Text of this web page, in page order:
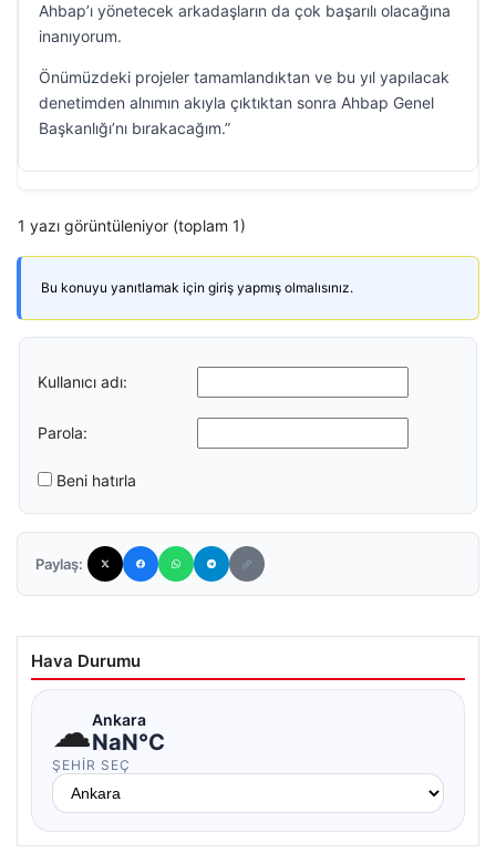
Ahbap’ı yönetecek arkadaşların da çok başarılı olacağına
inanıyorum.
Önümüzdeki projeler tamamlandıktan ve bu yıl yapılacak
denetimden alnımın akıyla çıktıktan sonra Ahbap Genel
Başkanlığı’nı bırakacağım.”
1 yazı görüntüleniyor (toplam 1)
Bu konuyu yanıtlamak için giriş yapmış olmalısınız.
Kullanıcı adı:
Parola:
Beni hatırla
Paylaş:
Hava Durumu
☁Ankara
NaN°C
ŞEHIR SEÇ